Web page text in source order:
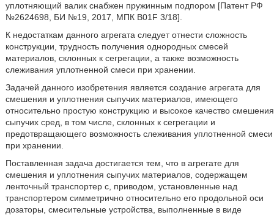
уплотняющий валик снабжен пружинным подпором [Патент РФ
№2624698, БИ №19, 2017, МПК B01F 3/18].
К недостаткам данного агрегата следует отнести сложность
конструкции, трудность получения однородных смесей
материалов, склонных к сегрегации, а также возможность
слеживания уплотненной смеси при хранении.
Задачей данного изобретения является создание агрегата для
смешения и уплотнения сыпучих материалов, имеющего
относительно простую конструкцию и высокое качество смешения
сыпучих сред, в том числе, склонных к сегрегации и
предотвращающего возможность слеживания уплотненной смеси
при хранении.
Поставленная задача достигается тем, что в агрегате для
смешения и уплотнения сыпучих материалов, содержащем
ленточный транспортер с, приводом, установленные над
транспортером симметрично относительно его продольной оси
дозаторы, смесительные устройства, выполненные в виде